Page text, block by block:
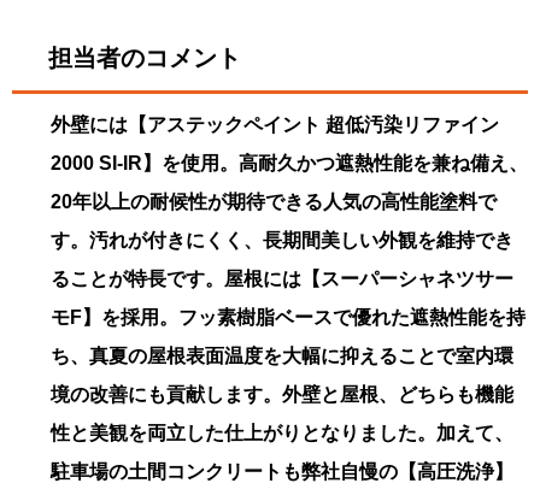
担当者のコメント
外壁には【アステックペイント 超低汚染リファイン
2000 SI-IR】を使用。高耐久かつ遮熱性能を兼ね備え、
20年以上の耐候性が期待できる人気の高性能塗料で
す。汚れが付きにくく、長期間美しい外観を維持でき
ることが特長です。屋根には【スーパーシャネツサー
モF】を採用。フッ素樹脂ベースで優れた遮熱性能を持
ち、真夏の屋根表面温度を大幅に抑えることで室内環
境の改善にも貢献します。外壁と屋根、どちらも機能
性と美観を両立した仕上がりとなりました。加えて、
駐車場の土間コンクリートも弊社自慢の【高圧洗浄】